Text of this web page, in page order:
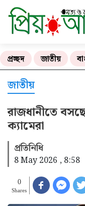
প্রচ্ছদ জাতীয়
জাতীয়
রাজধানীতে
ক্যামেরা
প্রতিনিধি
8 May 2026 , 8:58
0
Shares